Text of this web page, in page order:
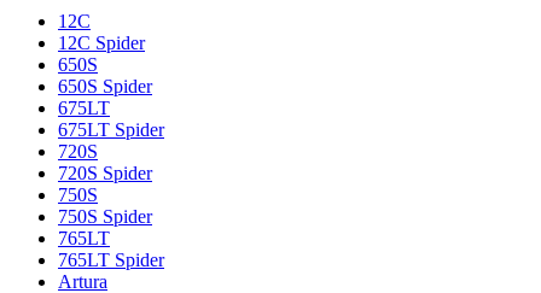
12C
12C Spider
650S
650S Spider
675LT
675LT Spider
720S
720S Spider
750S
750S Spider
765LT
765LT Spider
Artura